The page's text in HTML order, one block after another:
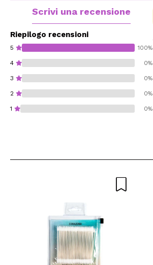
Scrivi una recensione
Riepilogo recensioni
5 100%
4 0%
3 0%
2 0%
1 0%